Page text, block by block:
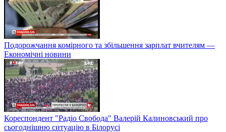
Подорожчання комірного та збільшення зарплат вчителям —
Економічні новини
Кореспондент "Радіо Свобода" Валерій Калиновський про
сьогоднішню ситуацію в Білорусі